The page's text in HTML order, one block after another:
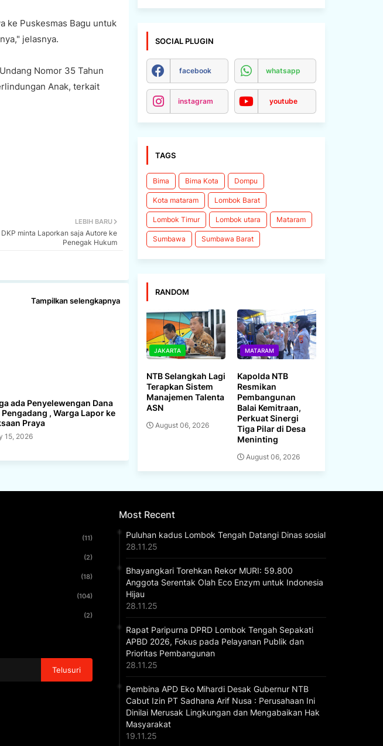
ke Puskesmas Bagu untuk
jelasnya.
Nomor 35 Tahun
Anak, terkait
LEBIH BARU
minta Laporkan saja Autore ke
Penegak Hukum
Tampilkan selengkapnya
ada Penyelewengan Dana
Pengadang , Warga Lapor ke
Praya
15, 2026
SOCIAL PLUGIN
facebook whatsapp
instagram youtube
TAGS
Bima Bima Kota Dompu
Kota mataram Lombok Barat
Lombok Timur Lombok utara Mataram
Sumbawa Sumbawa Barat
RANDOM
JAKARTA
NTB Selangkah Lagi
Terapkan Sistem
Manajemen Talenta
ASN
August 06, 2026
MATARAM
Kapolda NTB
Resmikan
Pembangunan
Balai Kemitraan,
Perkuat Sinergi
Tiga Pilar di Desa
Meninting
August 06, 2026
(11)
(2)
(18)
(104)
(2)
Most Recent
Puluhan kadus Lombok Tengah Datangi Dinas sosial
28.11.25
Bhayangkari Torehkan Rekor MURI: 59.800
Anggota Serentak Olah Eco Enzym untuk Indonesia
Hijau
28.11.25
Rapat Paripurna DPRD Lombok Tengah Sepakati
APBD 2026, Fokus pada Pelayanan Publik dan
Prioritas Pembangunan
28.11.25
Pembina APD Eko Mihardi Desak Gubernur NTB
Cabut Izin PT Sadhana Arif Nusa : Perusahaan Ini
Dinilai Merusak Lingkungan dan Mengabaikan Hak
Masyarakat
19.11.25